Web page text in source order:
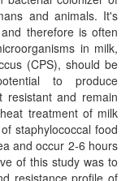
and animals. It's
therefore is often
in milk,
(CPS), should be
to produce
resistant and remain
treatment of milk
staphylococcal food
and occur 2-6 hours
of this study was to
resistance profile of